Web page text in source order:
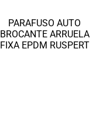
PARAFUSO AUTO
BROCANTE ARRUELA
FIXA EPDM RUSPERT